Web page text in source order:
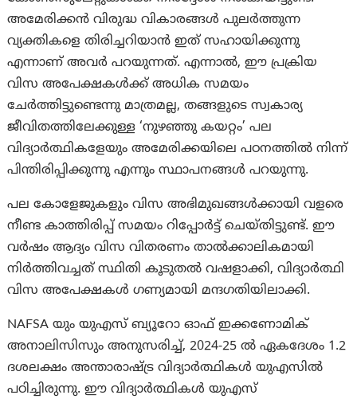
അമേരിക്കൻ വിരുദ്ധ വികാരങ്ങൾ പുലർത്തുന്ന
വ്യക്തികളെ തിരിച്ചറിയാൻ ഇത് സഹായിക്കുന്നു
എന്നാണ് അവര്‍ പറയുന്നത്. എന്നാല്‍, ഈ പ്രക്രിയ
വിസ അപേക്ഷകൾക്ക് അധിക സമയം
ചേർത്തിട്ടുണ്ടെന്നു മാത്രമല്ല, തങ്ങളുടെ സ്വകാര്യ
ജീവിതത്തിലേക്കുള്ള ‘നുഴഞ്ഞു കയറ്റം’ പല
വിദ്യാര്‍ത്ഥികളേയും അമേരിക്കയിലെ പഠനത്തില്‍ നിന്ന്
പിന്തിരിപ്പിക്കുന്നു എന്നും സ്ഥാപനങ്ങൾ പറയുന്നു.
പല കോളേജുകളും വിസ അഭിമുഖങ്ങൾക്കായി വളരെ
നീണ്ട കാത്തിരിപ്പ് സമയം റിപ്പോർട്ട് ചെയ്തിട്ടുണ്ട്. ഈ
വർഷം ആദ്യം വിസ വിതരണം താൽക്കാലികമായി
നിർത്തിവച്ചത് സ്ഥിതി കൂടുതൽ വഷളാക്കി, വിദ്യാർത്ഥി
വിസ അപേക്ഷകള്‍ ഗണ്യമായി മന്ദഗതിയിലാക്കി.
NAFSA യും യുഎസ് ബ്യൂറോ ഓഫ് ഇക്കണോമിക്
അനാലിസിസും അനുസരിച്ച്, 2024-25 ൽ ഏകദേശം 1.2
ദശലക്ഷം അന്താരാഷ്ട്ര വിദ്യാർത്ഥികൾ യുഎസിൽ
പഠിച്ചിരുന്നു. ഈ വിദ്യാർത്ഥികൾ യുഎസ്